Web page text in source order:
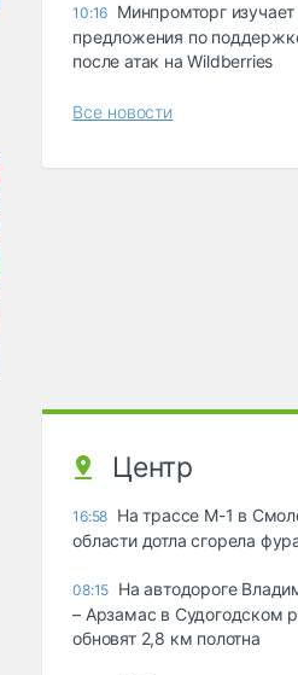
10:16 Минпромторг изучает
предложения по
после атак на Wildberries
Все новости
Центр
16:58 На трассе М-1 в
области дотла сгорела
08:15 На автодороге
– Арзамас в Судогодском
обновят 2,8 км полотна